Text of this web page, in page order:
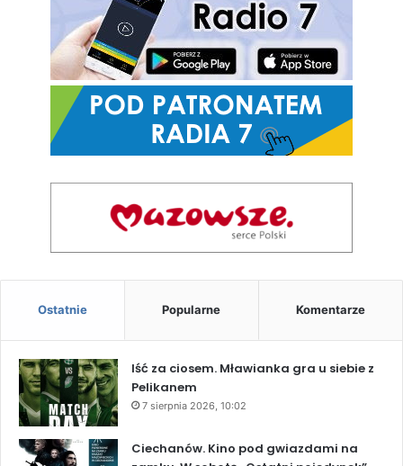
Ostatnie Popularne Komentarze
Iść za ciosem. Mławianka gra u siebie z
Pelikanem
7 sierpnia 2026, 10:02
Ciechanów. Kino pod gwiazdami na